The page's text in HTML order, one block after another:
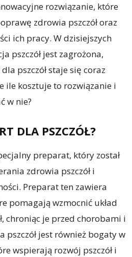
rozwiązanie, które
zdrowia pszczół oraz
ich pracy. W dzisiejszych
pszczół jest zagrożona,
pszczół staje się coraz
ile kosztuje to rozwiązanie i
w nie?
DLA PSZCZÓŁ?
preparat, który został
zdrowia pszczół i
Preparat ten zawiera
pomagają wzmocnić układ
chroniąc je przed chorobami i
pszczół jest również bogaty w
wspierają rozwój pszczół i